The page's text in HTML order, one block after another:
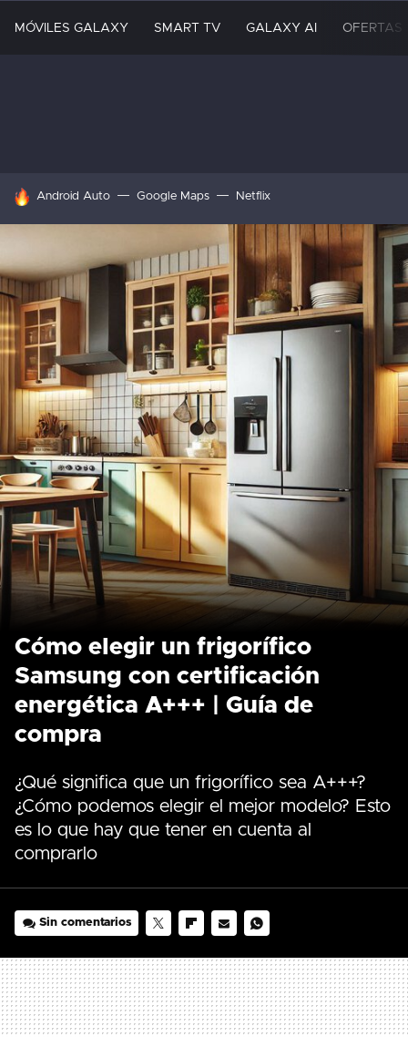
MÓVILES GALAXY SMART TV GALAXY AI OFERTAS
HOY SE HABLA DE
Android Auto Google Maps Netflix
Cómo elegir un frigorífico
Samsung con certificación
energética A+++ | Guía de
compra
¿Qué significa que un frigorífico sea A+++?
¿Cómo podemos elegir el mejor modelo? Esto
es lo que hay que tener en cuenta al
comprarlo
Sin comentarios
MAIL